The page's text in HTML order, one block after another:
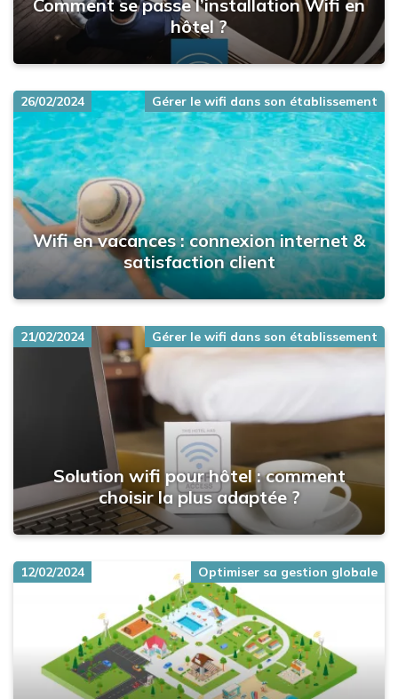
Comment se passe l’installation Wifi en
hôtel ?
Wifi en vacances : connexion internet &
satisfaction client
26/02/2024 Gérer le wifi dans son établissement
Solution wifi pour hôtel : comment
choisir la plus adaptée ?
21/02/2024 Gérer le wifi dans son établissement
12/02/2024 Optimiser sa gestion globale